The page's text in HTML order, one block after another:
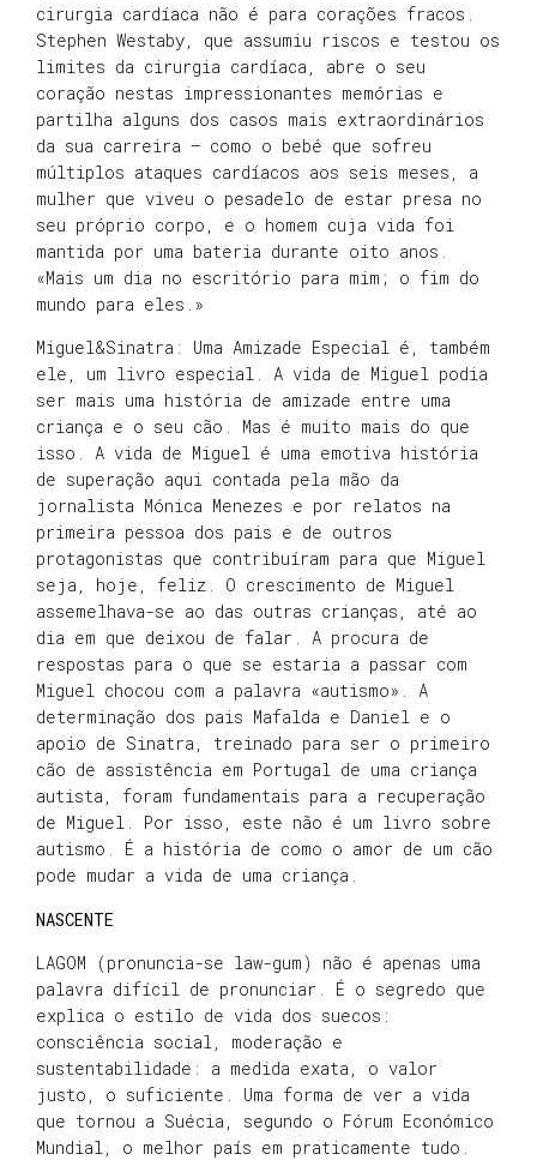
cirurgia cardíaca não é para corações fracos.
Stephen Westaby, que assumiu riscos e testou os
limites da cirurgia cardíaca, abre o seu
coração nestas impressionantes memórias e
partilha alguns dos casos mais extraordinários
da sua carreira — como o bebé que sofreu
múltiplos ataques cardíacos aos seis meses, a
mulher que viveu o pesadelo de estar presa no
seu próprio corpo, e o homem cuja vida foi
mantida por uma bateria durante oito anos.
«Mais um dia no escritório para mim; o fim do
mundo para eles.»
Miguel&Sinatra: Uma Amizade Especial é, também
ele, um livro especial. A vida de Miguel podia
ser mais uma história de amizade entre uma
criança e o seu cão. Mas é muito mais do que
isso. A vida de Miguel é uma emotiva história
de superação aqui contada pela mão da
jornalista Mónica Menezes e por relatos na
primeira pessoa dos pais e de outros
protagonistas que contribuíram para que Miguel
seja, hoje, feliz. O crescimento de Miguel
assemelhava-se ao das outras crianças, até ao
dia em que deixou de falar. A procura de
respostas para o que se estaria a passar com
Miguel chocou com a palavra «autismo». A
determinação dos pais Mafalda e Daniel e o
apoio de Sinatra, treinado para ser o primeiro
cão de assistência em Portugal de uma criança
autista, foram fundamentais para a recuperação
de Miguel. Por isso, este não é um livro sobre
autismo. É a história de como o amor de um cão
pode mudar a vida de uma criança.
NASCENTE
LAGOM (pronuncia-se law-gum) não é apenas uma
palavra difícil de pronunciar. É o segredo que
explica o estilo de vida dos suecos:
consciência social, moderação e
sustentabilidade: a medida exata, o valor
justo, o suficiente. Uma forma de ver a vida
que tornou a Suécia, segundo o Fórum Económico
Mundial, o melhor país em praticamente tudo.